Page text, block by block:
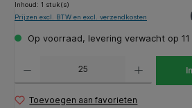
Inhoud: 1 stuk(s)
Prijzen excl. BTW en excl. verzendkosten
Op voorraad, levering verwacht op 11
Toevoegen aan favorieten